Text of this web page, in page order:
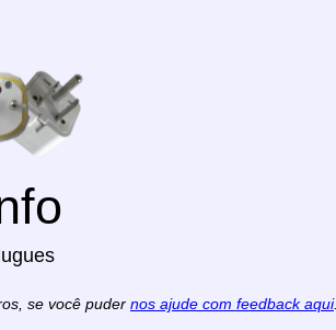
se você puder nos ajude com feedback aqui.